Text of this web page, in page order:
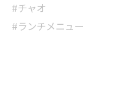
#チャオ
#ランチメニュー